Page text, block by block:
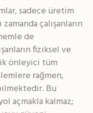
sadece üretim
çalışanların
de
fiziksel ve
önleyici tüm
rağmen,
Bu
açmakla kalmaz;